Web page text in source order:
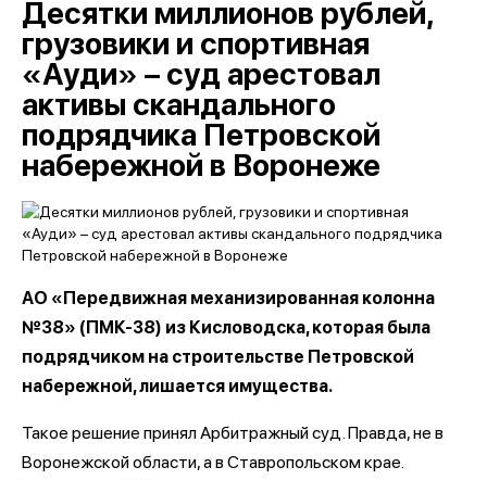
Десятки миллионов рублей,
грузовики и спортивная
«Ауди» – суд арестовал
активы скандального
подрядчика Петровской
набережной в Воронеже
АО «Передвижная механизированная колонна
№38» (ПМК-38) из Кисловодска, которая была
подрядчиком на строительстве Петровской
набережной, лишается имущества.
Такое решение принял Арбитражный суд. Правда, не в
Воронежской области, а в Ставропольском крае.